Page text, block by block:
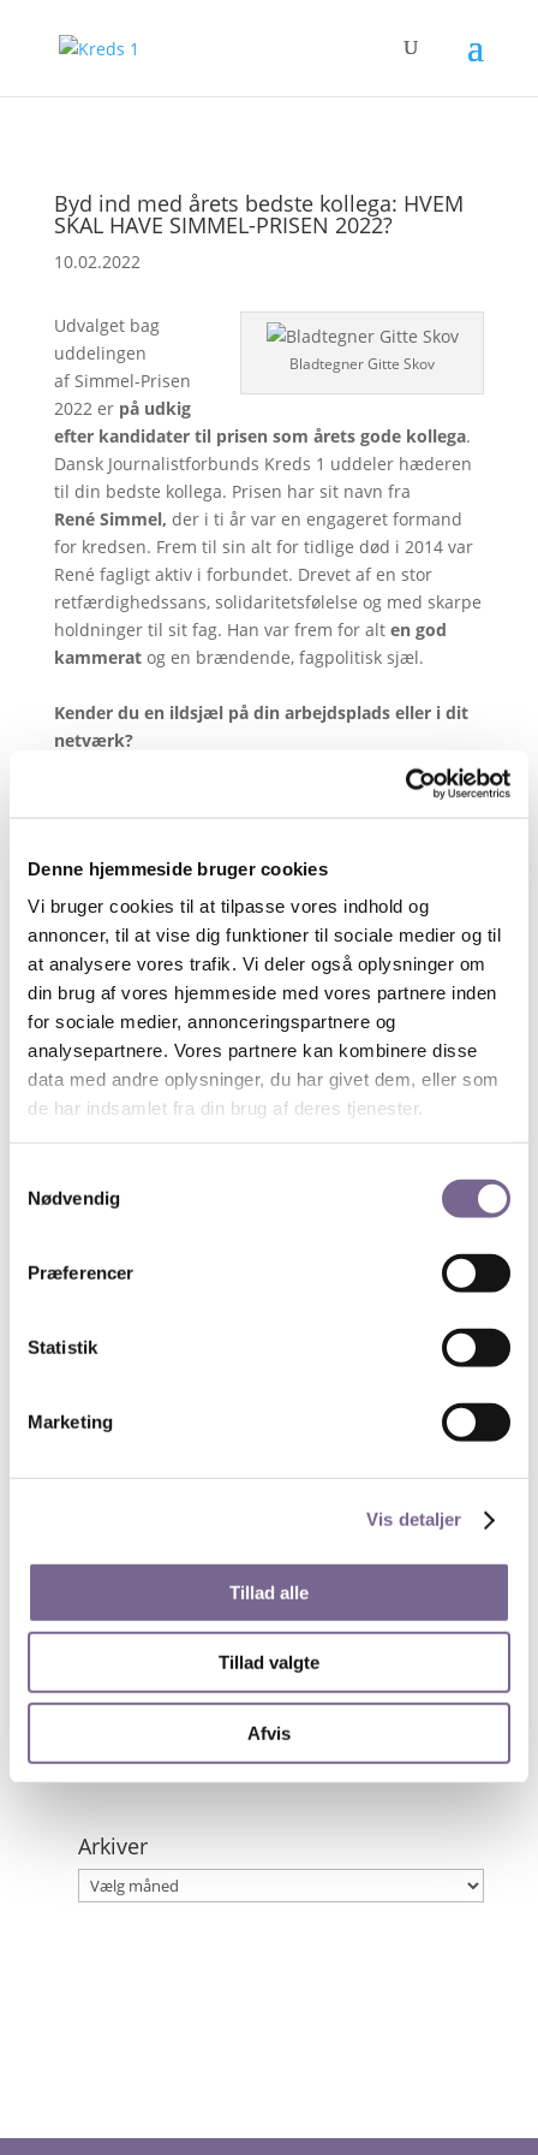
Denne hjemmeside bruger cookies
Vi bruger cookies til at tilpasse vores indhold og
annoncer, til at vise dig funktioner til sociale medier og til
at analysere vores trafik. Vi deler også oplysninger om
din brug af vores hjemmeside med vores partnere inden
for sociale medier, annonceringspartnere og
analysepartnere. Vores partnere kan kombinere disse
data med andre oplysninger, du har givet dem, eller som
de har indsamlet fra din brug af deres tjenester.
Nødvendig
Præferencer
Statistik
Marketing
Vis detaljer
Tillad alle
Tillad valgte
Afvis
Byd ind med årets bedste kollega: HVEM
SKAL HAVE SIMMEL-PRISEN 2022?
10.02.2022
Bladtegner Gitte Skov
Udvalget bag
uddelingen
afSimmel-Prisen
2022 er på udkig
efter kandidater til prisen som årets gode kollega.
Dansk Journalistforbunds Kreds 1 uddeler hæderen
til din bedste kollega. Prisen har sit navn fra
René Simmel, der i ti år var en engageret formand
for kredsen. Frem til sin alt for tidlige død i 2014 var
René fagligt aktiv i forbundet. Drevet af en stor
retfærdighedssans, solidaritetsfølelse og med skarpe
holdninger til sit fag. Han var frem for alt en god
kammeratog en brændende, fagpolitisk sjæl.
Kender du en ildsjæl på din arbejdsplads eller i dit
netværk?
En kollega der er aktiv, omsorgsfuld, engageret. En
kollega, der altid samler til fællesskab, aktivitet og
solidarisk tager initiativer til gavn for alle. Så giv et
tip til Kreds 1, så vi kan uddele prisen på
generalforsamlingen 9. marts.
Prisen
Modtageren afSimmel-Prisen 2022 får overrakt et
diplom og modtager et gavekort til leje af en af
Feriefondens boliger i en uge.
Har du et forslag?
Send dit bud på, hvem der fortjener prisen
tilsimmelprisen@majmunkmedia.dk
Ansøgningen skal være modtaget
senest søndag den
Søg
Nyheder på de unges præmisser
Tour de France fortalt gennem ikoniske fotos og
Simone Nilsson fra Kristeligt Dagblad vinder
19. maj 2026
Arkiver
Arkiver